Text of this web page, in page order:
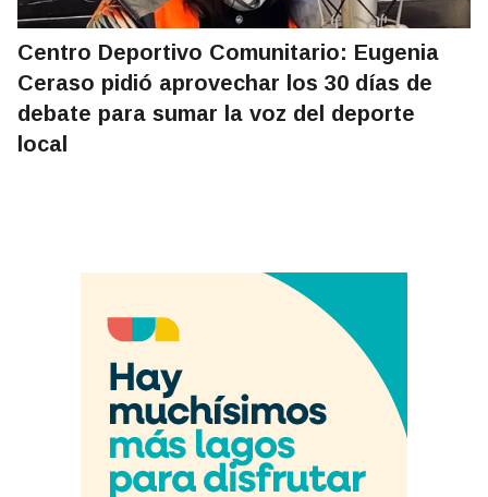
Centro Deportivo Comunitario: Eugenia
Ceraso pidió aprovechar los 30 días de
debate para sumar la voz del deporte
local